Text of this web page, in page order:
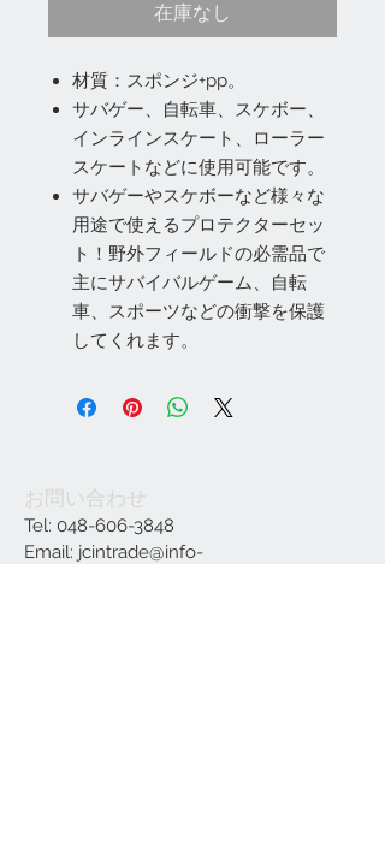
在庫なし
材質：スポンジ+pp。
サバゲー、自転車、スケボー、
インラインスケート、ローラー
スケートなどに使用可能です。
サバゲーやスケボーなど様々な
用途で使えるプロテクターセッ
ト！野外フィールドの必需品で
主にサバイバルゲーム、自転
車、スポーツなどの衝撃を保護
してくれます。
お問い合わせ
Tel: 048-606-3848
Email: jcintrade@info-